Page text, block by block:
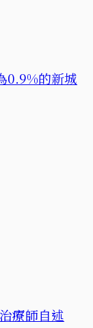
0.9%的新城
療師自述